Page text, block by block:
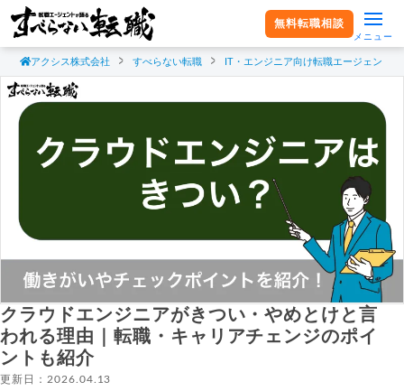
無料転職相談
メニュー
アクシス株式会社 すべらない転職 IT・エンジニア向け転職エージェント
クラウドエンジニアがきつい・やめとけと言
われる理由｜転職・キャリアチェンジのポイ
ントも紹介
更新日：2026.04.13